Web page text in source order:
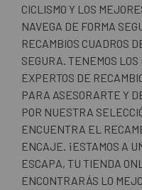
CICLISMO Y LOS
NAVEGA DE FORMA
RECAMBIOS CUADROS
SEGURA. TENEMOS
EXPERTOS DE
PARA ASESORARTE Y
POR NUESTRA
ENCUENTRA EL
ENCAJE. ¡ESTAMOS A
ESCAPA, TU TIENDA
ENCONTRARÁS LO